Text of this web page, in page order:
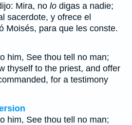
Mira, no lo digas a nadie;
sacerdote, y ofrece el
Moisés, para que les conste.
him, See thou tell no man;
thyself to the priest, and offer
for a testimony
him, See thou tell no man;